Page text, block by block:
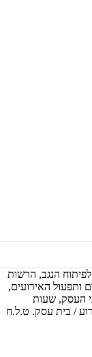
הנגב, הרשות
ותפעול האירועים,
העסק, שעות
/ בית עסק. ט.ל.ח